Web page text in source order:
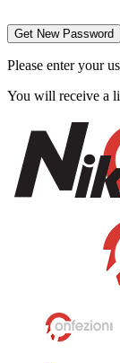
Please enter your
You will receive a